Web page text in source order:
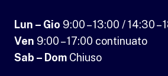
Lun – Gio 9:00 – 13:00 / 14:30 –
Ven 9:00 – 17:00 continuato
Sab – Dom Chiuso